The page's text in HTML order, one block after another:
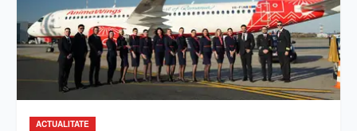
ACTUALITATE